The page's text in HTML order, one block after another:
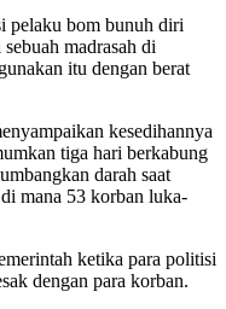
pelaku bom bunuh diri
madrasah di
itu dengan berat
kesedihannya
tiga hari berkabung
darah saat
mana 53 korban luka-
ketika para politisi
dengan para korban.